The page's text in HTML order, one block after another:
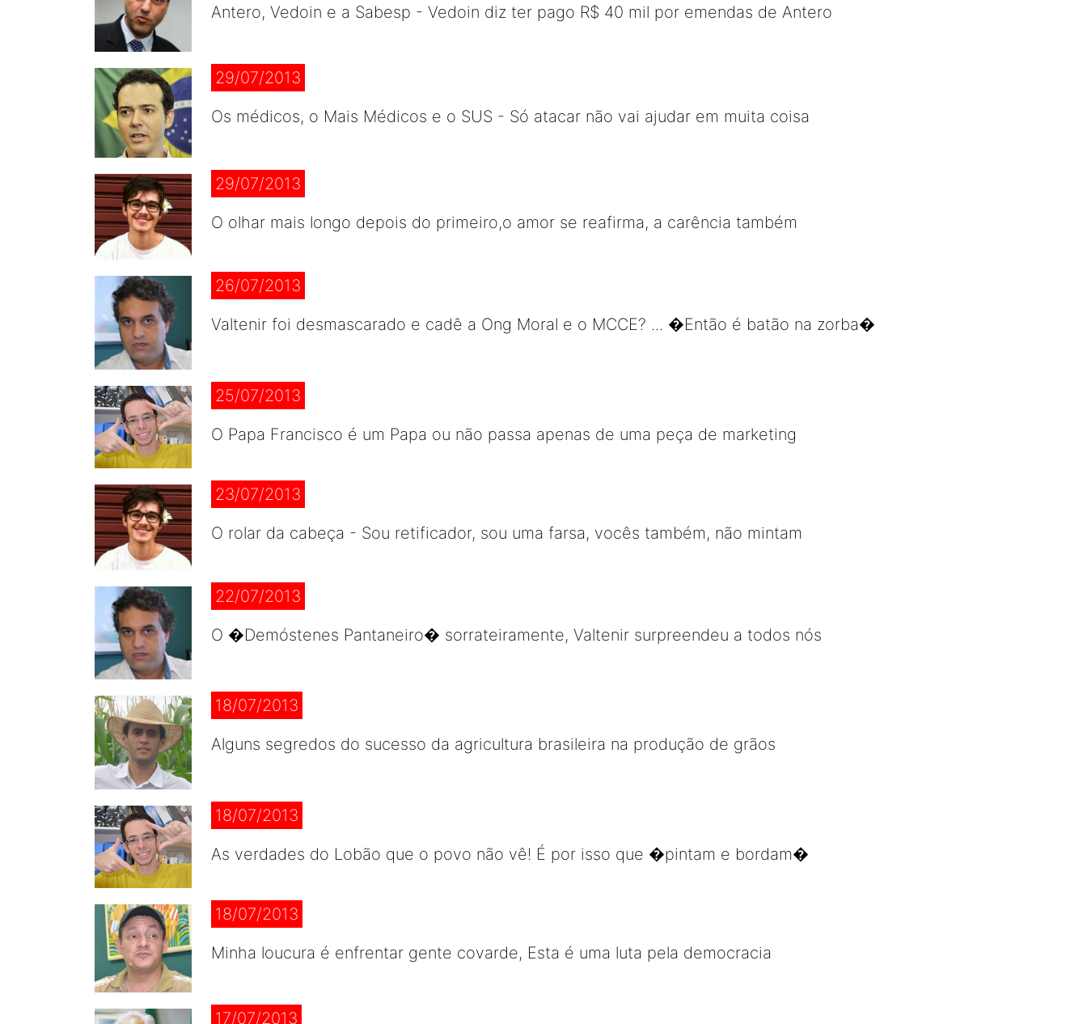
Antero, Vedoin e a Sabesp - Vedoin diz ter pago R$ 40 mil por emendas de Antero
29/07/2013
Os médicos, o Mais Médicos e o SUS - Só atacar não vai ajudar em muita coisa
29/07/2013
O olhar mais longo depois do primeiro,o amor se reafirma, a carência também
26/07/2013
Valtenir foi desmascarado e cadê a Ong Moral e o MCCE? ... �Então é batão na zorba�
25/07/2013
O Papa Francisco é um Papa ou não passa apenas de uma peça de marketing
23/07/2013
O rolar da cabeça - Sou retificador, sou uma farsa, vocês também, não mintam
22/07/2013
O �Demóstenes Pantaneiro� sorrateiramente, Valtenir surpreendeu a todos nós
18/07/2013
Alguns segredos do sucesso da agricultura brasileira na produção de grãos
18/07/2013
As verdades do Lobão que o povo não vê! É por isso que �pintam e bordam�
18/07/2013
Minha loucura é enfrentar gente covarde, Esta é uma luta pela democracia
17/07/2013